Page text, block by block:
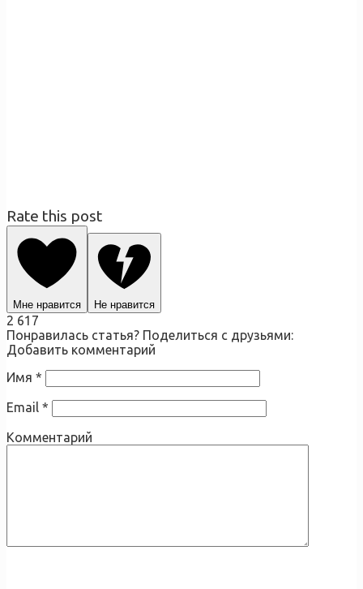
Rate this post
Мне нравится Не нравится
2 617
Понравилась статья? Поделиться с друзьями:
Добавить комментарий
Имя *
Email *
Комментарий